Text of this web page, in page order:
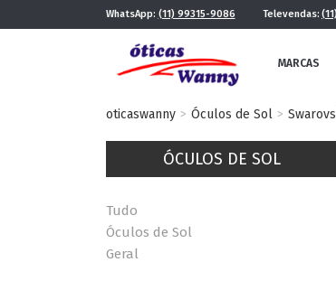
WhatsApp: (11) 99315-9086 Televendas:
MARCAS
oticaswanny Óculos de Sol
ÓCULOS DE SOL
Tudo
Óculos de Sol
Geral